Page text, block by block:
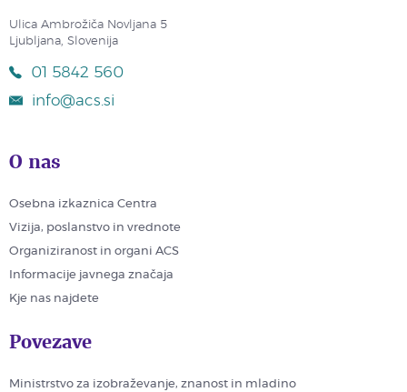
Ulica Ambrožiča Novljana 5
Ljubljana, Slovenija
01 5842 560
info@acs.si
O nas
Osebna izkaznica Centra
Vizija, poslanstvo in vrednote
Organiziranost in organi ACS
Informacije javnega značaja
Kje nas najdete
Povezave
Ministrstvo za izobraževanje, znanost in mladino